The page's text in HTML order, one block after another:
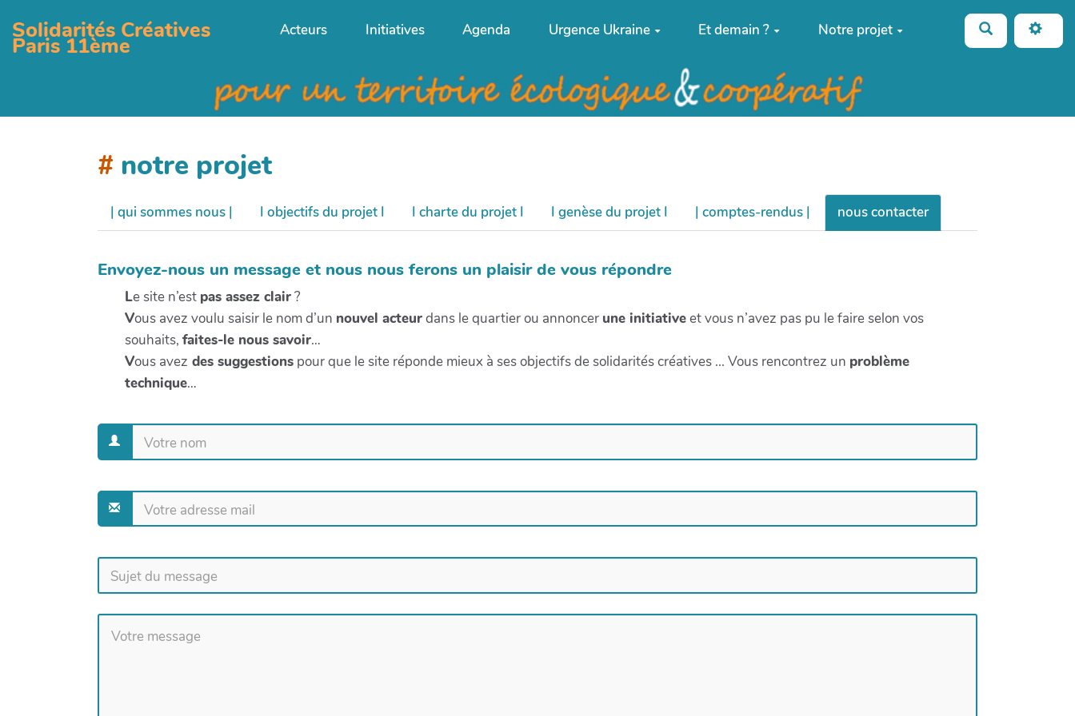
Solidarités Créatives
Paris 11ème
Acteurs Initiatives Agenda Urgence Ukraine Et demain ? Notre projet Rechercher
# notre projet
| qui sommes nous | I objectifs du projet I I charte du projet I I genèse du projet I | comptes-rendus | nous contacter
Envoyez-nous un message et nous nous ferons un plaisir de vous répondre
Le site n’est pas assez clair?
Vous avez voulu saisir le nom d’un nouvel acteurdans le quartier ou annoncer une initiativeet vous n’avez pas pu le faire selon vos
souhaits, faites-le nous savoir…
Vous avez des suggestions pour que le site réponde mieux à ses objectifs de solidarités créatives ... Vous rencontrez un problème
technique…